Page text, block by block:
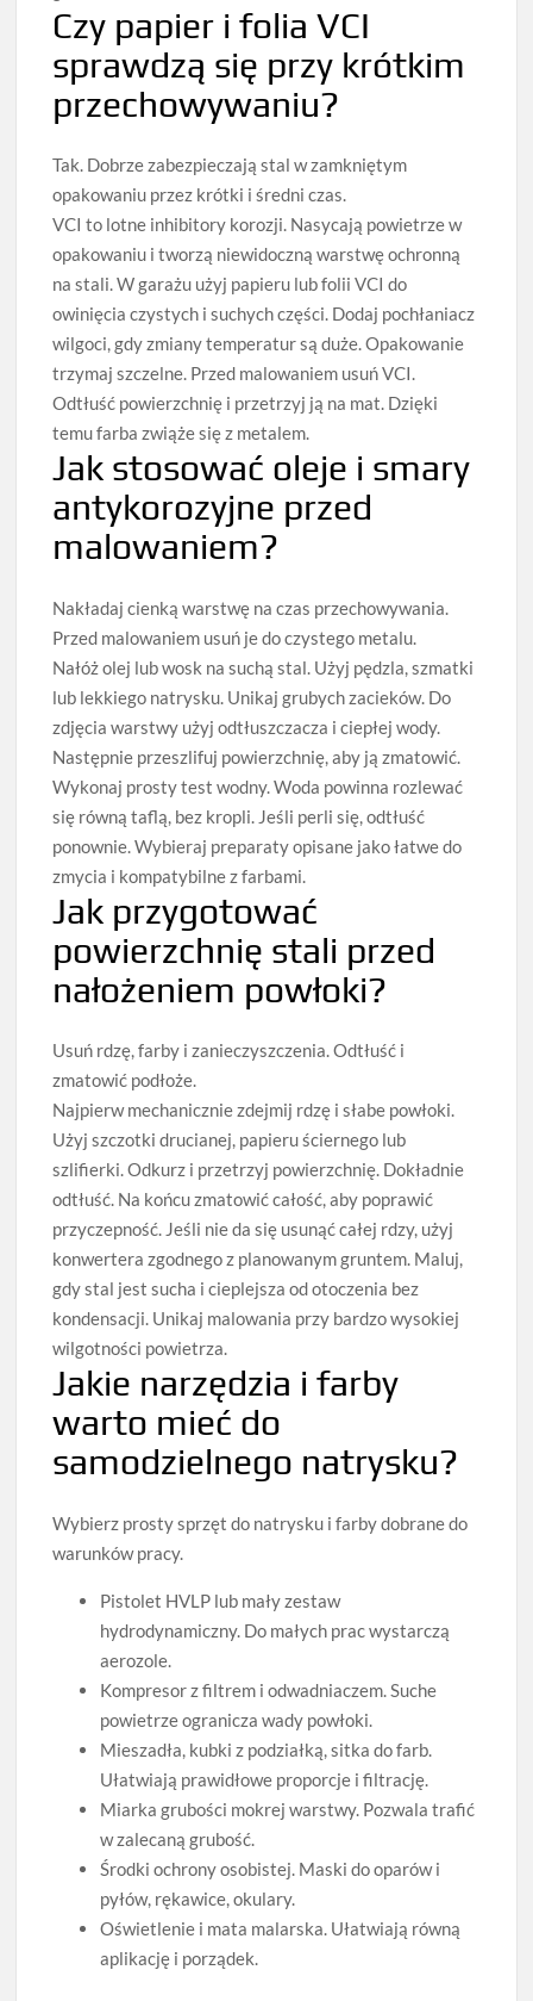
Czy papier i folia VCI
sprawdzą się przy krótkim
przechowywaniu?
Tak. Dobrze zabezpieczają stal w zamkniętym
opakowaniu przez krótki i średni czas.
VCI to lotne inhibitory korozji. Nasycają powietrze w
opakowaniu i tworzą niewidoczną warstwę ochronną
na stali. W garażu użyj papieru lub folii VCI do
owinięcia czystych i suchych części. Dodaj pochłaniacz
wilgoci, gdy zmiany temperatur są duże. Opakowanie
trzymaj szczelne. Przed malowaniem usuń VCI.
Odtłuść powierzchnię i przetrzyj ją na mat. Dzięki
temu farba zwiąże się z metalem.
Jak stosować oleje i smary
antykorozyjne przed
malowaniem?
Nakładaj cienką warstwę na czas przechowywania.
Przed malowaniem usuń je do czystego metalu.
Nałóż olej lub wosk na suchą stal. Użyj pędzla, szmatki
lub lekkiego natrysku. Unikaj grubych zacieków. Do
zdjęcia warstwy użyj odtłuszczacza i ciepłej wody.
Następnie przeszlifuj powierzchnię, aby ją zmatowić.
Wykonaj prosty test wodny. Woda powinna rozlewać
się równą taflą, bez kropli. Jeśli perli się, odtłuść
ponownie. Wybieraj preparaty opisane jako łatwe do
zmycia i kompatybilne z farbami.
Jak przygotować
powierzchnię stali przed
nałożeniem powłoki?
Usuń rdzę, farby i zanieczyszczenia. Odtłuść i
zmatowić podłoże.
Najpierw mechanicznie zdejmij rdzę i słabe powłoki.
Użyj szczotki drucianej, papieru ściernego lub
szlifierki. Odkurz i przetrzyj powierzchnię. Dokładnie
odtłuść. Na końcu zmatowić całość, aby poprawić
przyczepność. Jeśli nie da się usunąć całej rdzy, użyj
konwertera zgodnego z planowanym gruntem. Maluj,
gdy stal jest sucha i cieplejsza od otoczenia bez
kondensacji. Unikaj malowania przy bardzo wysokiej
wilgotności powietrza.
Jakie narzędzia i farby
warto mieć do
samodzielnego natrysku?
Wybierz prosty sprzęt do natrysku i farby dobrane do
warunków pracy.
Pistolet HVLP lub mały zestaw
hydrodynamiczny. Do małych prac wystarczą
aerozole.
Kompresor z filtrem i odwadniaczem. Suche
powietrze ogranicza wady powłoki.
Mieszadła, kubki z podziałką, sitka do farb.
Ułatwiają prawidłowe proporcje i filtrację.
Miarka grubości mokrej warstwy. Pozwala trafić
w zalecaną grubość.
Środki ochrony osobistej. Maski do oparów i
pyłów, rękawice, okulary.
Oświetlenie i mata malarska. Ułatwiają równą
aplikację i porządek.